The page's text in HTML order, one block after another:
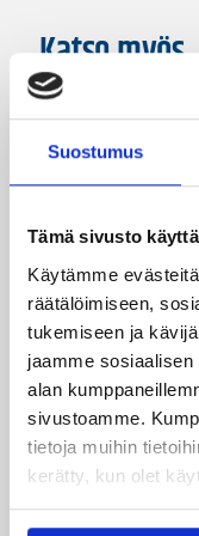
Suostumus
Tämä sivusto
Käytämme
räätälöimiseen,
tukemiseen ja
jaamme
alan
sivustoamme.
tietoja muihin
kerätty, kun olet
Katso myös
Koripalloliitto
Miljoona
17.8.
Haaste tarjoaa